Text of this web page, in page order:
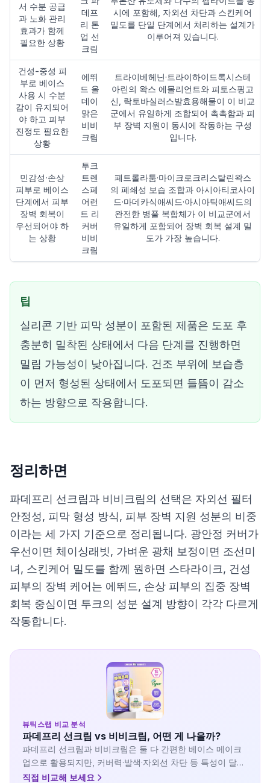
서 수분 공급
과 노화 관리
효과가 함께
필요한 상황
데프
리 톤
업 선
크림
시에 포함해, 자외선 차단과 스킨케어
밀도를 단일 단계에서 처리하는 설계가
이루어져 있습니다.
건성-중성 피
부로 베이스
사용 시 수분
감이 유지되어
야 하고 피부
진정도 필요한
상황
에뛰
드 올
데이
맑은
비비
크림
트라이베헤닌·트라이하이드록시스테
아린의 왁스 에몰리언트와 피토스핑고
신, 락토바실러스발효용해물이 이 비교
군에서 유일하게 조합되어 촉촉함과 피
부 장벽 지원이 동시에 작동하는 구성
입니다.
민감성·손상
피부로 베이스
단계에서 피부
장벽 회복이
우선되어야 하
는 상황
투크
트렌
스페
어런
트 리
커버
비비
크림
페트롤라툼·마이크로크리스탈린왁스
의 폐쇄성 보습 조합과 아시아티코사이
드·마데카식애씨드·아시아틱애씨드의
완전한 병풀 복합체가 이 비교군에서
유일하게 포함되어 장벽 회복 설계 밀
도가 가장 높습니다.
팁
실리콘 기반 피막 성분이 포함된 제품은 도포 후
충분히 밀착된 상태에서 다음 단계를 진행하면
밀림 가능성이 낮아집니다. 건조 부위에 보습층
이 먼저 형성된 상태에서 도포되면 들뜸이 감소
하는 방향으로 작용합니다.
정리하면
파데프리 선크림과 비비크림의 선택은 자외선 필터
안정성, 피막 형성 방식, 피부 장벽 지원 성분의 비중
이라는 세 가지 기준으로 정리됩니다. 광안정 커버가
우선이면 체이싱래빗, 가벼운 광채 보정이면 조선미
녀, 스킨케어 밀도를 함께 원하면 스타라이크, 건성
피부의 장벽 케어는 에뛰드, 손상 피부의 집중 장벽
회복 중심이면 투크의 성분 설계 방향이 각각 다르게
작동합니다.
뷰틱스랩 비교 분석
파데프리 선크림 vs 비비크림, 어떤 게 나을까?
파데프리 선크림과 비비크림은 둘 다 간편한 베이스 메이크
업으로 활용되지만, 커버력·발색·자외선 차단 등 특성이 달라
요. 내 피부와 라이프스타일에 맞는 선택을 비교해보세요.
직접 비교해 보세요